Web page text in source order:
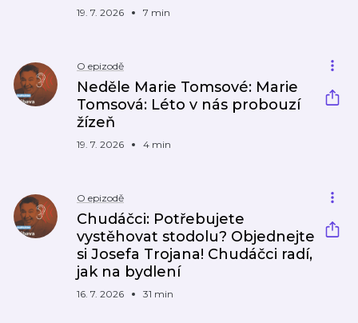
19. 7. 2026 7 min
O epizodě
Neděle Marie Tomsové: Marie
Tomsová: Léto v nás probouzí
žízeň
19. 7. 2026 4 min
O epizodě
Chudáčci: Potřebujete
vystěhovat stodolu? Objednejte
si Josefa Trojana! Chudáčci radí,
jak na bydlení
16. 7. 2026 31 min